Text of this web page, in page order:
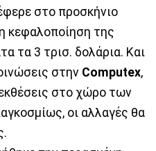
στο προσκήνιο
κεφαλοποίηση της
τα 3 τρισ. δολάρια. Και
στην Computex,
στο χώρο των
οι αλλαγές θα